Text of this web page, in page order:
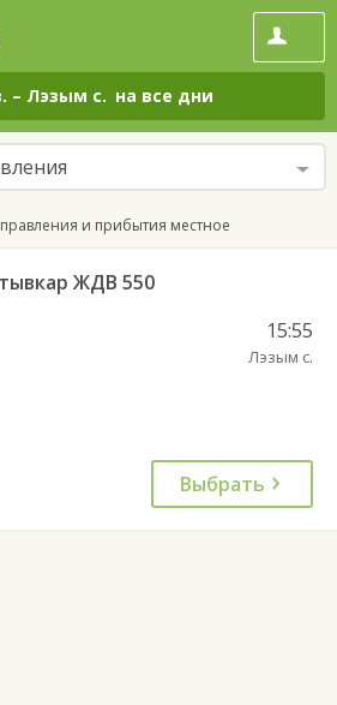
– Лэзым с. на все дни
и прибытия местное
ЖДВ 550
15:55
Лэзым с.
Выбрать